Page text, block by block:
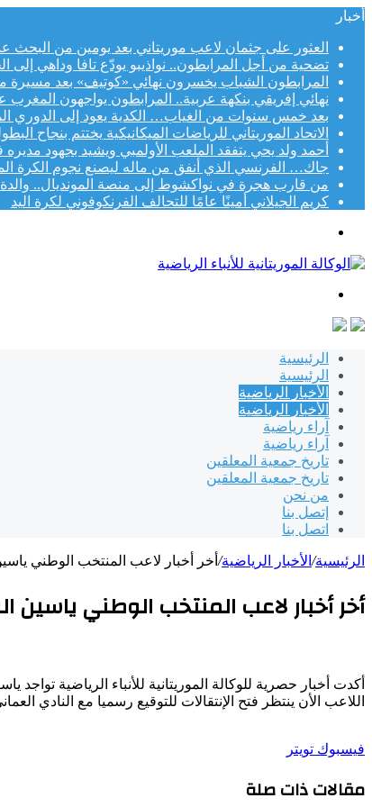
أخبار
العثور على جثمان لاعب موريتاني بعد يومين من البحث
تضحية من أجل المرابطون.. نواذيبو يودّع تافا وداهي إلى
المرابطون الشباب يخسرون نهائي «كوتيف» بعد مسيرة
نهائي إفريقي بنكهة عربية.. المرابطون يواجهون المغرب
بعد خمس سنوات من الغياب… الكدية يعود إلى الدوري
الاتحاد الموريتاني للرياضات الميكانيكية يختتم بنجاح
أحمد ولد يحي يتفقد الملعب الأولمبي ويشيد بجهود
جاك… الفرنسي الذي أنفق من ماله ليصنع نجوم الكرة
من قارب هجرة في نواكشوط إلى منصة المونديال.. والدة
كريم الجيلاني أمينًا عامًا للتحالف الفرنكوفوني لكرة اليد
الرئيسية
الرئيسية
الأخبار الرياضية
الأخبار الرياضية
آراء رياضية
آراء رياضية
تاريخ جمعية المعلقين
تاريخ جمعية المعلقين
من نحن
إتصل بنا
اتصل بنا
الرئيسية/ الأخبار الرياضية/ أخر أخبار لاعب المنتخب الوطني
أخر أخبار لاعب المنتخب الوطني ياسين
أكدت أخبار حصرية للوكالة الموريتانية للأنباء الرياضية
اللاعب الأن ينتظر فتح الإنتقالات للتوقيع رسميا مع النادي
فيسبوك تويتر
البريد
مقالات ذات صلة